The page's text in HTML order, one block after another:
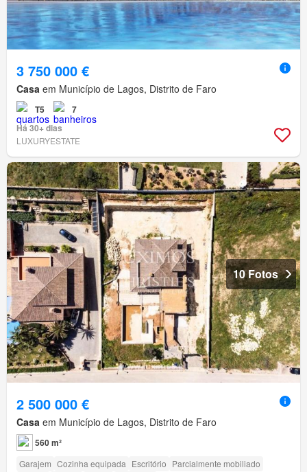
3 750 000 €
Casa em Município de Lagos, Distrito de Faro
T5
7
Há 30+ dias
LUXURYESTATE
10 Fotos
2 500 000 €
Casa em Município de Lagos, Distrito de Faro
560 m²
Garajem Cozinha equipada Escritório Parcialmente mobiliado